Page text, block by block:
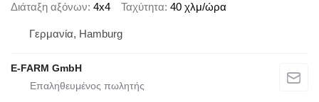
Διάταξη αξόνων 4x4 Ταχύτητα 40 χλμ/ώρα
Γερμανία, Hamburg
E-FARM GmbH